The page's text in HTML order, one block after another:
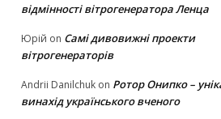
відмінності вітрогенератора Ленца
Юрій on Самі дивовижні проекти
вітрогенераторів
Andrii Danilchuk on Ротор Онипко –
винахід українського вченого